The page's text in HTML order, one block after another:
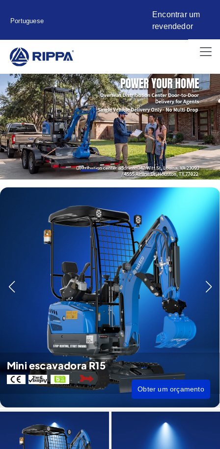
Portuguese
Encontrar um
revendedor
Mini escavadora R15
Obter um orçamento